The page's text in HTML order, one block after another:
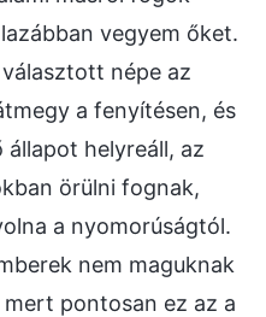
vegyem őket.
népe az
a fenyítésen, és
állapot helyreáll, az
örülni fognak,
a nyomorúságtól.
nem maguknak
pontosan ez az a